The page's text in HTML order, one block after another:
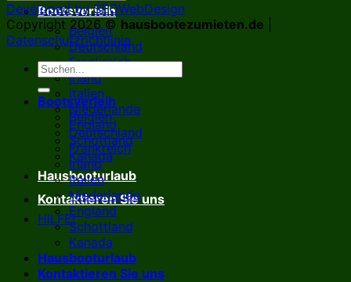
Bootsverleih
Belgien
Deutschland
Frankreich
Irland
Italien
Niederlande
England
Schottland
Kanada
Hausbooturlaub
Kontaktieren Sie uns
HILFE!
Developed by SEOWebDesign
Copyright 2026 © hausbootezumieten.de
Datenschutzrichtlinie
Bootsverleih
Belgien
Deutschland
Frankreich
Irland
Italien
Niederlande
England
Schottland
Kanada
Hausbooturlaub
Kontaktieren Sie uns